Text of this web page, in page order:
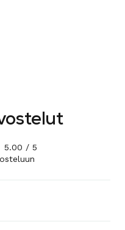
5.00 / 5